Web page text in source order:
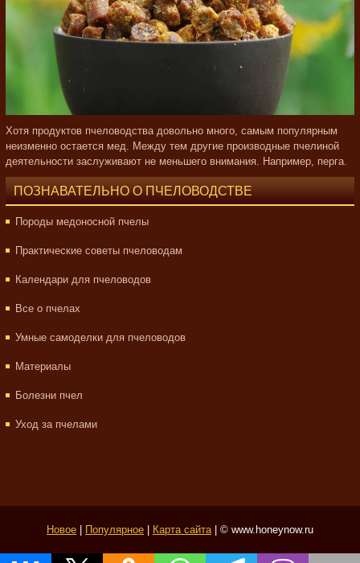
Хотя продуктов пчеловодства довольно много, самым популярным
неизменно остается мед. Между тем другие производные пчелиной
деятельности заслуживают не меньшего внимания. Например, перга.
ПОЗНАВАТЕЛЬНО О ПЧЕЛОВОДСТВЕ
Породы медоносной пчелы
Практические советы пчеловодам
Календари для пчеловодов
Все о пчелах
Умные самоделки для пчеловодов
Материалы
Болезни пчел
Уход за пчелами
Новое Популярное Карта сайта| © www.honeynow.ru